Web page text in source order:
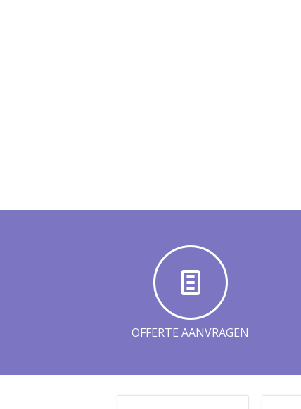
OFFERTE AANVRAGEN